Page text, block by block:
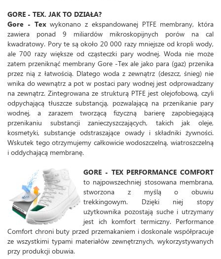
GORE - TEX. JAK TO DZIAŁA?
Gore - Texwykonano z ekspandowanej PTFE membrany, która
zawiera ponad 9 miliardów mikroskopijnych porów na cal
kwadratowy. Pory te są około 20 000 razy mniejsze od kropli wody,
ale 700 razy większe od cząsteczki pary wodnej. Woda nie może
zatem przeniknąć membrany Gore -Tex ale jako para (gaz) przenika
przez nią z łatwością. Dlatego woda z zewnątrz (deszcz, śnieg) nie
wnika do wewnątrz a pot w postaci pary wodnej jest odprowadzany
na zewnątrz. Zintegrowana ze strukturą PTFE jest olejofobową, czyli
odpychającą tłuszcze substancją, pozwalającą na przenikanie pary
wodnej, a zarazem tworzącą fizyczną barierę zapobiegającą
przenikaniu substancji zanieczyszczających, takich jak oleje,
kosmetyki, substancje odstraszające owady i składniki żywności.
Wskutek tego otrzymujemy całkowicie wodoszczelną, wiatroszczelną
i oddychającą membranę.
GORE - TEX PERFORMANCE COMFORT
to najpowszechniej stosowana membrana,
stworzona z myślą o obuwiu
trekkingowym. Dzięki niej stopy
użytkownika pozostają suche i utrzymany
jest ich komfort termiczny. Performance
Comfort chroni buty przed przemakaniem i doskonale współpracuje
ze wszystkimi typami materiałów zewnętrznych, wykorzystywanych
przy produkcji obuwia.